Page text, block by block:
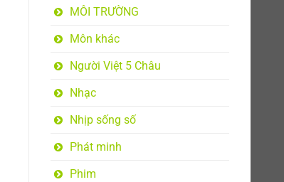
MÔI TRƯỜNG
Môn khác
Người Việt 5 Châu
Nhạc
Nhịp sống số
Phát minh
Phim